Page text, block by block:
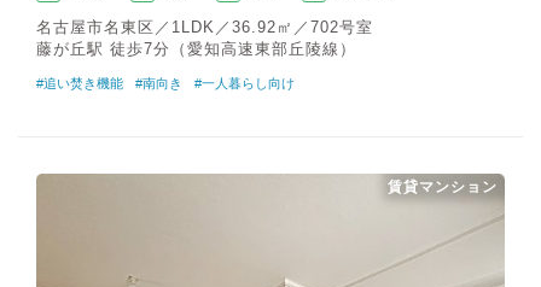
名古屋市名東区／1LDK／36.92㎡／702号室
藤が丘駅 徒歩7分（愛知高速東部丘陵線）
#追い焚き機能 #南向き #一人暮らし向け
賃貸マンション